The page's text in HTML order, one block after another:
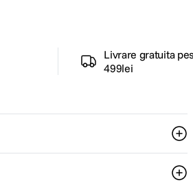
Livrare gratuita
499lei